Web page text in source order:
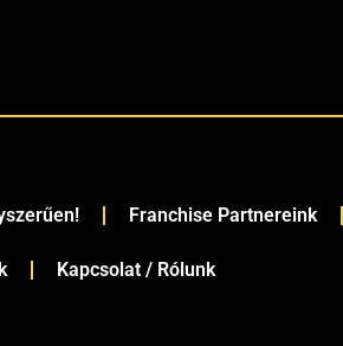
Franchise Partnereink
Kapcsolat / Rólunk